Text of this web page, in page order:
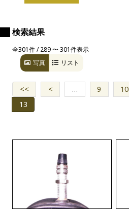
検索結果
全301件 / 289 〜 301件表示
写真
リスト
<< < … 9 10
13